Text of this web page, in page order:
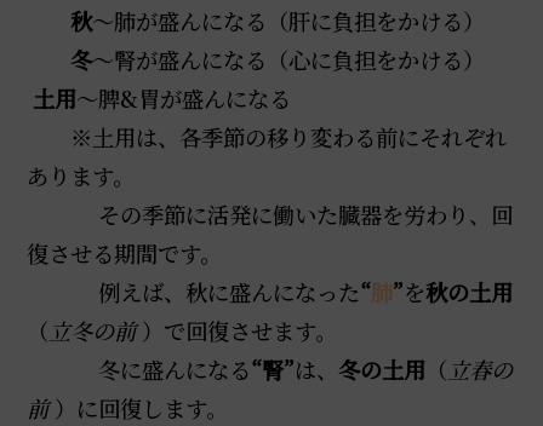
秋～肺が盛んになる（肝に負担をかける）
冬～腎が盛んになる（心に負担をかける）
土用～脾&胃が盛んになる
※土用は、各季節の移り変わる前にそれぞれ
あります。
その季節に活発に働いた臓器を労わり、回
復させる期間です。
例えば、秋に盛んになった“肺”を秋の土用
（立冬の前）で回復させます。
冬に盛んになる“腎”は、 冬の土用 （立春の
前）に回復します。